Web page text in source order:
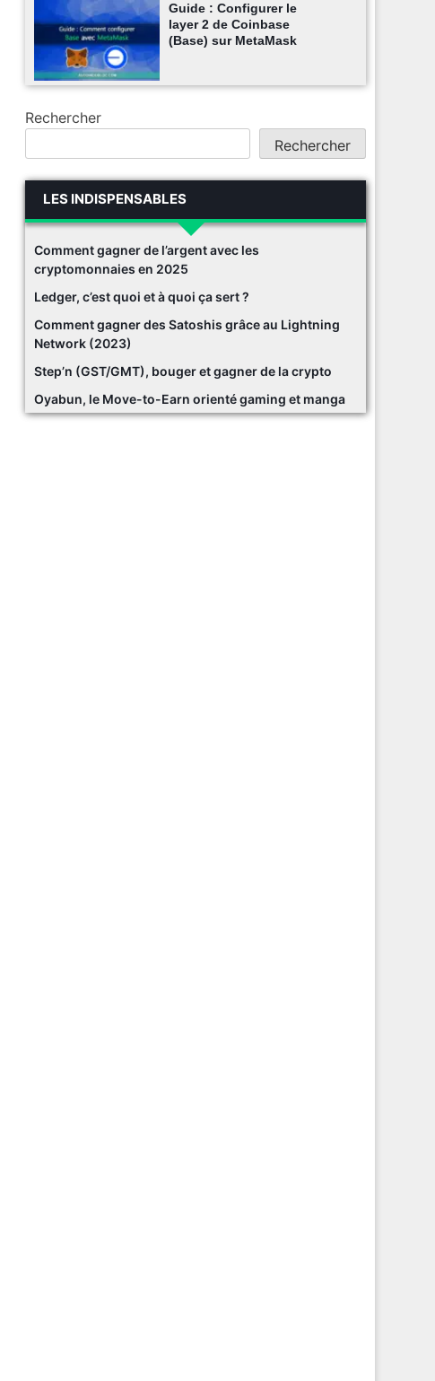
Guide : Configurer le
layer 2 de Coinbase
(Base) sur MetaMask
Rechercher
Rechercher
LES INDISPENSABLES
Comment gagner de l’argent avec les
cryptomonnaies en 2025
Ledger, c’est quoi et à quoi ça sert ?
Comment gagner des Satoshis grâce au Lightning
Network (2023)
Step’n (GST/GMT), bouger et gagner de la crypto
Oyabun, le Move-to-Earn orienté gaming et manga